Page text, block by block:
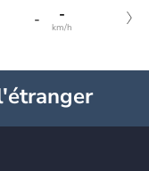
- -
km/h